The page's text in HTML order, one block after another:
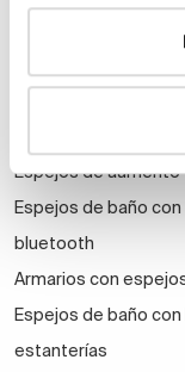
económicos
Espejos de aumento
Espejos de baño con
bluetooth
Armarios con
Espejos de baño con
estanterías